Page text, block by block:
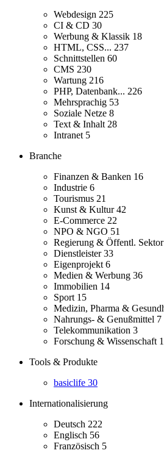
Webdesign 225
CI & CD 30
Werbung & Klassik 18
HTML, CSS... 237
Schnittstellen 60
CMS 230
Wartung 216
PHP, Datenbank... 226
Mehrsprachig 53
Soziale Netze 8
Text & Inhalt 28
Intranet 5
Branche
Finanzen & Banken 16
Industrie 6
Tourismus 21
Kunst & Kultur42
E-Commerce 22
NPO & NGO 51
Regierung & Öffentl. Sektor
Dienstleister33
Eigenprojekt 6
Medien & Werbung 36
Immobilien 14
Sport 15
Medizin, Pharma &
Nahrungs- & Genußmittel 7
Telekommunikation 3
Forschung & Wissenschaft 1
Tools & Produkte
basiclife 30
Internationalisierung
Deutsch 222
Englisch 56
Französisch 5